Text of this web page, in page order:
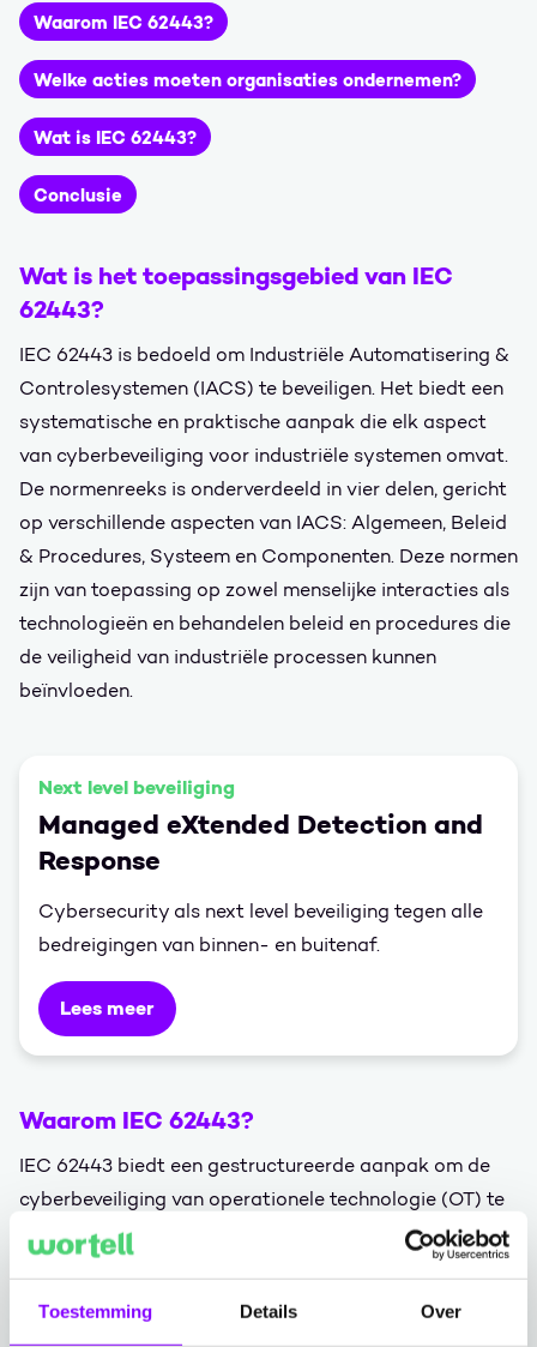
Toestemming Details Over
Waarom IEC 62443?
Welke acties moeten organisaties ondernemen?
Wat is IEC 62443?
Conclusie
Wat is het toepassingsgebied van IEC
62443?
IEC 62443 is bedoeld om Industriële Automatisering &
Controlesystemen (IACS) te beveiligen. Het biedt een
systematische en praktische aanpak die elk aspect
van cyberbeveiliging voor industriële systemen omvat.
De normenreeks is onderverdeeld in vier delen, gericht
op verschillende aspecten van IACS: Algemeen, Beleid
& Procedures, Systeem en Componenten. Deze normen
zijn van toepassing op zowel menselijke interacties als
technologieën en behandelen beleid en procedures die
de veiligheid van industriële processen kunnen
beïnvloeden.
Next level beveiliging
Managed eXtended Detection and
Response
Cybersecurity als next level beveiliging tegen alle
bedreigingen van binnen- en buitenaf.
Lees meer
Waarom IEC 62443?
IEC 62443 biedt een gestructureerde aanpak om de
cyberbeveiliging van operationele technologie (OT) te
waarborgen. Het richt zich op de integriteit,
beschikbaarheid en vertrouwelijkheid van gegevens.
CSIR (Cybersecurity Information for Operational